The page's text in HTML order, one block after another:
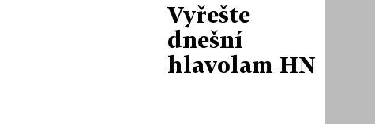
Vyřešte
dnešní
hlavolam HN